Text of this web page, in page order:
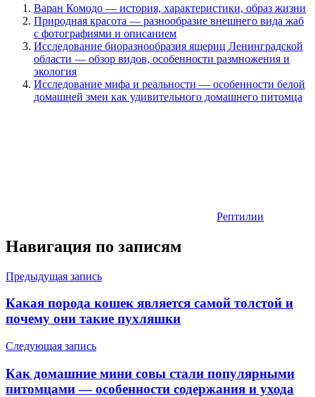
Варан Комодо — история, характеристики, образ жизни
Природная красота — разнообразие внешнего вида жаб
с фотографиями и описанием
Исследование биоразнообразия ящериц Ленинградской
области — обзор видов, особенности размножения и
экология
Исследование мифа и реальности — особенности белой
домашней змеи как удивительного домашнего питомца
Рептилии
Навигация по записям
Предыдущая запись
Какая порода кошек является самой толстой и
почему они такие пухляшки
Следующая запись
Как домашние мини совы стали популярными
питомцами — особенности содержания и ухода